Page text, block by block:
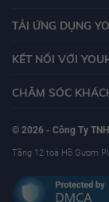
TẢI ỨNG DỤNG
KẾT NỐI VỚI
CHĂM SÓC
© 2026 - Công Ty
Tầng 12 toà Hồ Gươm